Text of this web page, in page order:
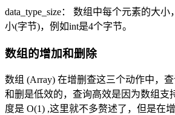
data_type_size： 数组中每个元素的大
小(字节)，例如int是4个字节。
数组的增加和删除
数组 (Array) 在增删查这三个动作中，
和删是低效的，查询高效是因为数组支
度是 O(1) ,这里就不多赘述了，但是在